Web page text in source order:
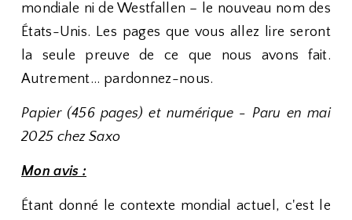
mondiale ni de Westfallen – le nouveau nom des
États-Unis. Les pages que vous allez lire seront
la seule preuve de ce que nous avons fait.
Autrement... pardonnez-nous.
Papier (456 pages) et numérique - Paru en mai
2025 chez Saxo
Mon avis :
Étant donné le contexte mondial actuel, c'est le